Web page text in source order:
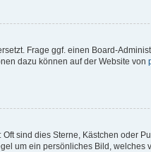
Frage ggf. einen Board-
dazu können auf der Website von
sind dies Sterne, Kästchen oder
um ein persönliches Bild, welches